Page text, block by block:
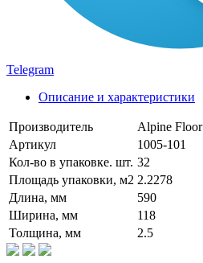
Telegram
Описание и характеристики
Производитель
Alpine Floor
Артикул
1005-101
Кол-во в упаковке. шт. 32
Площадь упаковки, м2 2.2278
Длина, мм
590
Ширина, мм
118
Толщина, мм
2.5